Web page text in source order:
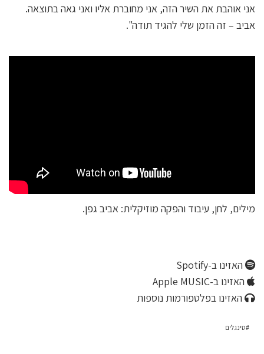
אני אוהבת את השיר הזה, אני מחוברת אליו ואני גאה בתוצאה.
אביב – זה הזמן שלי להגיד תודה".
מילים, לחן, עיבוד והפקה מוזיקלית: אביב גפן.
האזינו ב-Spotify
האזינו ב-Apple MUSIC
האזינו בפלטפורמות נוספות
סינגלים